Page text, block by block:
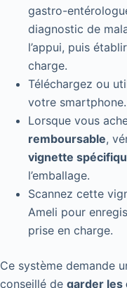
gastro-
diagnostic de
l’appui, puis
charge.
Téléchargez ou
votre smartphone.
Lorsque vous
remboursable,
vignette
l’emballage.
Scannez cette
Ameli pour
prise en charge.
Ce système demande
conseillé de garder les